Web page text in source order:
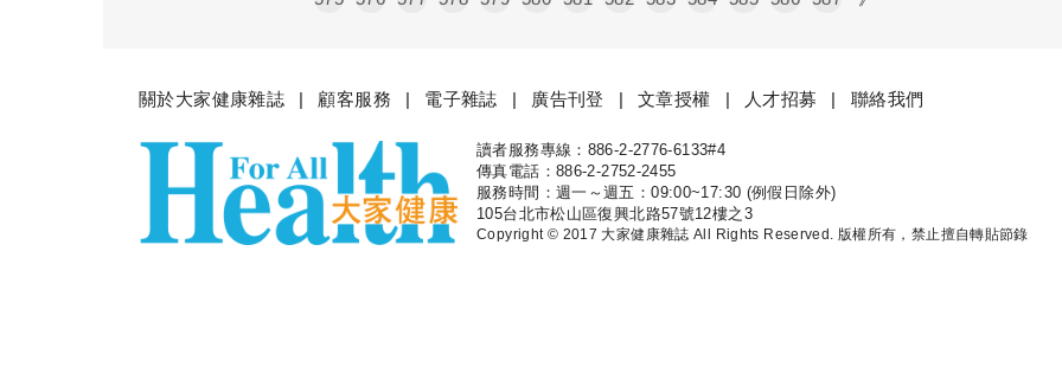
關於大家健康雜誌 顧客服務 電子雜誌 廣告刊登 文章授權 人才招募 聯絡我們
大家健康
讀者服務專線：886-2-2776-6133#4
傳真電話：886-2-2752-2455
服務時間：週一～週五：09:00~17:30 (例假日除外)
105台北市松山區復興北路57號12樓之3
Copyright © 2017 大家健康雜誌 All Rights Reserved. 版權所有，禁止擅自轉貼節錄